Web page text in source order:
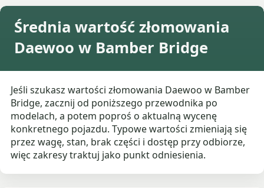
Średnia wartość złomowania
Daewoo w Bamber Bridge
Jeśli szukasz wartości złomowania Daewoo w Bamber
Bridge, zacznij od poniższego przewodnika po
modelach, a potem poproś o aktualną wycenę
konkretnego pojazdu. Typowe wartości zmieniają się
przez wagę, stan, brak części i dostęp przy odbiorze,
więc zakresy traktuj jako punkt odniesienia.